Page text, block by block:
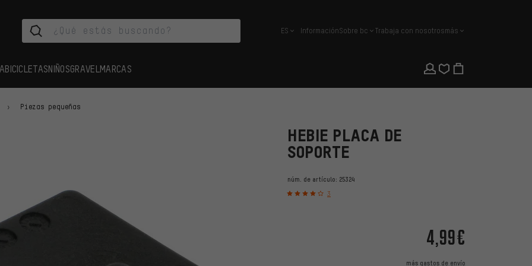
español
ES InformaciónSobre bc Trabaja con nosotrosmás
BICICLETASNIÑOSGRAVEL MARCAS
Piezas pequeñas
HEBIE PLACA DE
SOPORTE
núm. de artículo: 25324
3
4,99€
más gastos de envío